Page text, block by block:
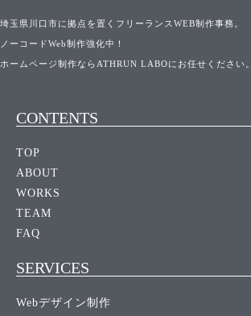
埼玉県川口市に拠点を置くフリーランスWEB制作事務。
ノーコードWeb制作強化中！
ホームページ制作ならATHRUN LABOにお任せください。
CONTENTS
TOP
ABOUT
WORKS
TEAM
FAQ
SERVICES
Webデザイン制作